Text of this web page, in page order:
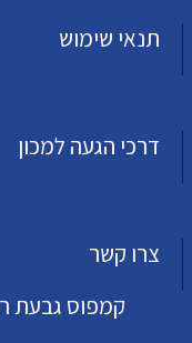
תנאי שימוש
דרכי הגעה למכון
צרו קשר
קמפוס גבעת רם,